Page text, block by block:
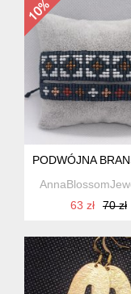
PODWÓJNA
63 zł
70 zł